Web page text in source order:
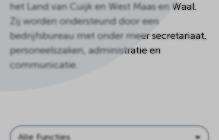
het Land van Cuijk en West Maas en Waal.
Zij worden ondersteund door een
bedrijfsbureau met onder meer secretariaat,
personeelszaken, administratie en
communicatie.
Functies